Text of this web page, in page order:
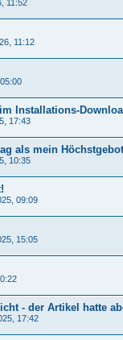
11:52
11:12
Installations-
17:43
als mein
10:35
09:09
15:05
- der Artikel hatte
17:42